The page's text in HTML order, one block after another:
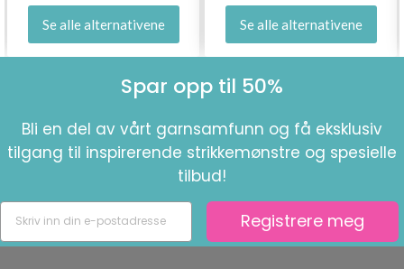
Se alle alternativene Se alle alternativene
Spar opp til 50%
Bli en del av vårt garnsamfunn og få eksklusiv
tilgang til inspirerende strikkemønstre og spesielle
tilbud!
Registrere meg